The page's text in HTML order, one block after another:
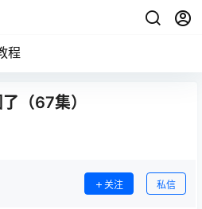
程
（67集）
关注 私信